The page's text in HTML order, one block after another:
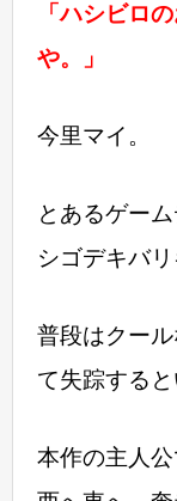
「ハシビロ
や。」
今里マイ。
とあるゲー
シゴデキバリ
普段はクー
て失踪すると
本作の主人